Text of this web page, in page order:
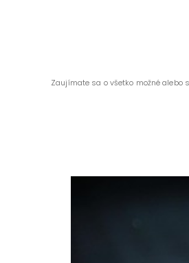
Zaujímate sa o všetko možné